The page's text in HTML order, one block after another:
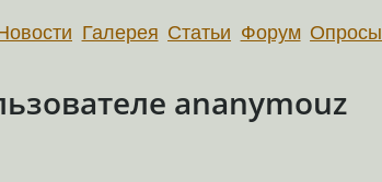
Галерея Статьи Форум Опросы
ananymouz